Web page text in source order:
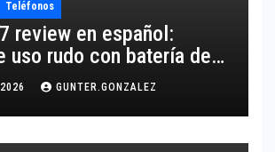
Teléfonos
review en español:
uso rudo con batería de
GUNTER.GONZALEZ